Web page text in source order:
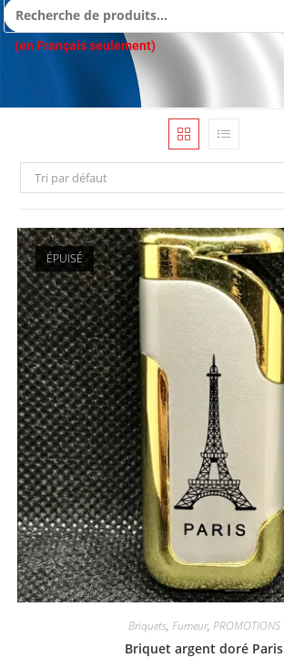
(en Français seulement)
Tri par défaut
ÉPUISÉ
Briquets, Fumeur, PROMOTIONS
Briquet argent doré Paris